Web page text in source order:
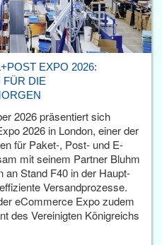
EXPO 2026:
FÜR DIE
2026 präsentiert sich
2026 in London, einer der
für Paket-, Post- und E-
mit seinem Partner Bluhm
an Stand F40 in der Haupt­
Versandprozesse.
eCommerce Expo zudem
des Vereinigten Königreichs